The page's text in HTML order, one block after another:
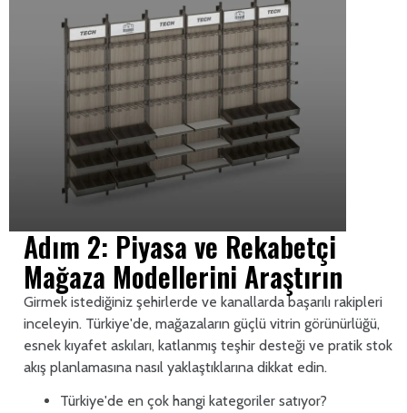
Adım 2: Piyasa ve Rekabetçi
Mağaza Modellerini Araştırın
Girmek istediğiniz şehirlerde ve kanallarda başarılı rakipleri
inceleyin. Türkiye'de, mağazaların güçlü vitrin görünürlüğü,
esnek kıyafet askıları, katlanmış teşhir desteği ve pratik stok
akış planlamasına nasıl yaklaştıklarına dikkat edin.
Türkiye'de en çok hangi kategoriler satıyor?